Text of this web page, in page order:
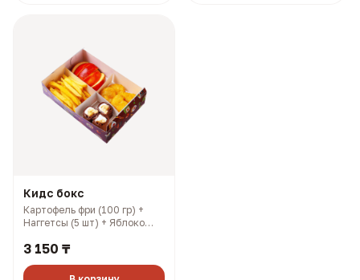
Кидс бокс
Картофель фри (100 гр) +
Наггетсы (5 шт) + Яблоко
ролл (3 шт) (376 гр, 1040
3 150 ₸